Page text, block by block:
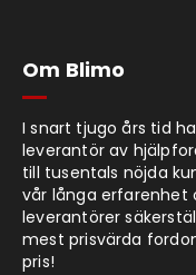
Om Blimo
I snart tjugo års tid
leverantör av
till tusentals nöjda
vår långa
leverantörer
mest prisvärda
pris!